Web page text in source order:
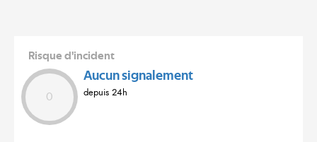
Risque d'incident
0
Aucun signalement
depuis 24h